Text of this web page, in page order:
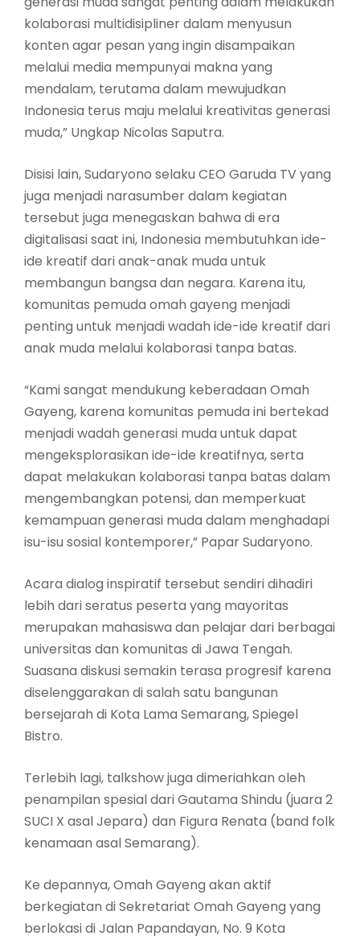
kolaborasi multidisipliner dalam menyusun
konten agar pesan yang ingin disampaikan
melalui media mempunyai makna yang
mendalam, terutama dalam mewujudkan
Indonesia terus maju melalui kreativitas generasi
muda,” Ungkap Nicolas Saputra.
Disisi lain, Sudaryono selaku CEO Garuda TV yang
juga menjadi narasumber dalam kegiatan
tersebut juga menegaskan bahwa di era
digitalisasi saat ini, Indonesia membutuhkan ide-
ide kreatif dari anak-anak muda untuk
membangun bangsa dan negara. Karena itu,
komunitas pemuda omah gayeng menjadi
penting untuk menjadi wadah ide-ide kreatif dari
anak muda melalui kolaborasi tanpa batas.
“Kami sangat mendukung keberadaan Omah
Gayeng, karena komunitas pemuda ini bertekad
menjadi wadah generasi muda untuk dapat
mengeksplorasikan ide-ide kreatifnya, serta
dapat melakukan kolaborasi tanpa batas dalam
mengembangkan potensi, dan memperkuat
kemampuan generasi muda dalam menghadapi
isu-isu sosial kontemporer,” Papar Sudaryono.
Acara dialog inspiratif tersebut sendiri dihadiri
lebih dari seratus peserta yang mayoritas
merupakan mahasiswa dan pelajar dari berbagai
universitas dan komunitas di Jawa Tengah.
Suasana diskusi semakin terasa progresif karena
diselenggarakan di salah satu bangunan
bersejarah di Kota Lama Semarang, Spiegel
Bistro.
Terlebih lagi, talkshow juga dimeriahkan oleh
penampilan spesial dari Gautama Shindu (juara 2
SUCI X asal Jepara) dan Figura Renata (band folk
kenamaan asal Semarang).
Ke depannya, Omah Gayeng akan aktif
berkegiatan di Sekretariat Omah Gayeng yang
berlokasi di Jalan Papandayan, No. 9 Kota